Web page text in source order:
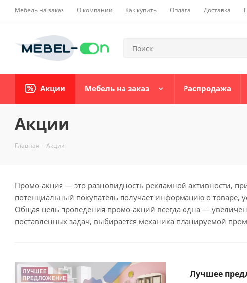
Мебель на заказ О компании Как купить Оплата Доставка
Акции Мебель на заказ Распродажа
Акции
Главная - Акции
Промо-акция — это разновидность рекламной активности,
потенциальный покупатель получает информацию о товаре,
Общая цель проведения промо-акций всегда одна —
поставленных задач, выбирается механика планируемой
Лучшее